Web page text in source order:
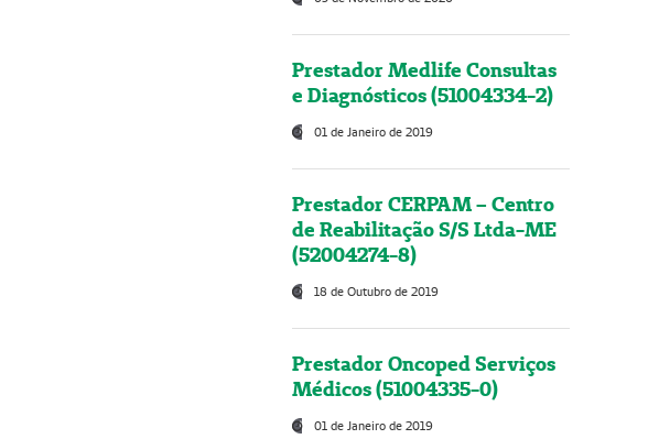
Prestador Medlife Consultas
e Diagnósticos (51004334-2)
01 de Janeiro de 2019
Prestador CERPAM – Centro
de Reabilitação S/S Ltda-ME
(52004274-8)
18 de Outubro de 2019
Prestador Oncoped Serviços
Médicos (51004335-0)
01 de Janeiro de 2019